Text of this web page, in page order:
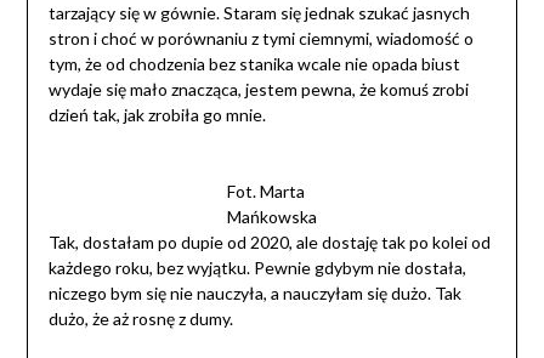
tarzający się w gównie. Staram się jednak szukać jasnych
stron i choć w porównaniu z tymi ciemnymi, wiadomość o
tym, że od chodzenia bez stanika wcale nie opada biust
wydaje się mało znacząca, jestem pewna, że komuś zrobi
dzień tak, jak zrobiła go mnie.
Fot. Marta
Mańkowska
Tak, dostałam po dupie od 2020, ale dostaję tak po kolei od
każdego roku, bez wyjątku. Pewnie gdybym nie dostała,
niczego bym się nie nauczyła, a nauczyłam się dużo. Tak
dużo, że aż rosnę z dumy.